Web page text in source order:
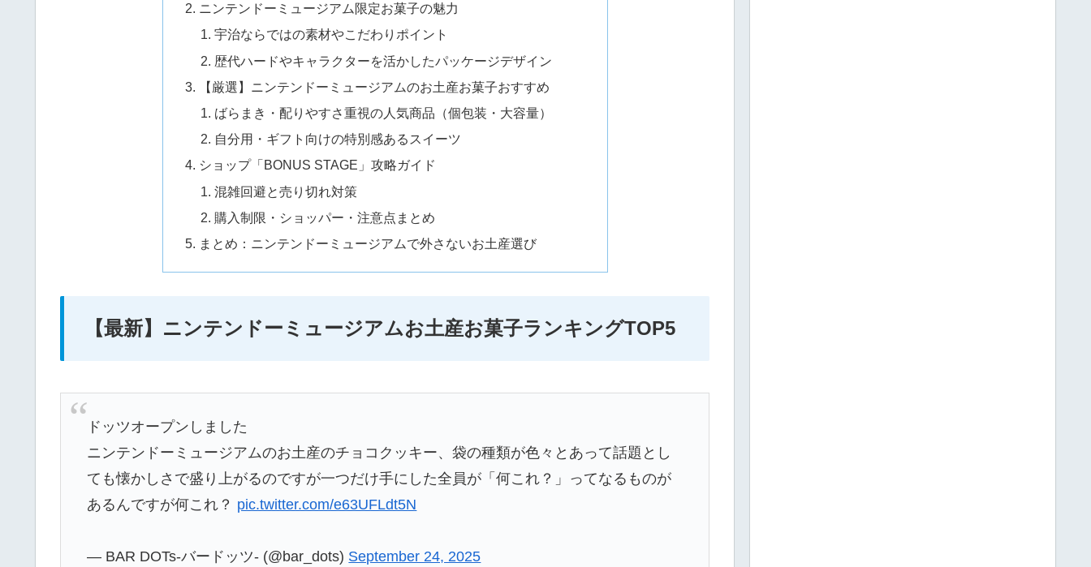
ニンテンドーミュージアム限定お菓子の魅力
宇治ならではの素材やこだわりポイント
歴代ハードやキャラクターを活かしたパッケージデザイン
【厳選】ニンテンドーミュージアムのお土産お菓子おすすめ
ばらまき・配りやすさ重視の人気商品（個包装・大容量）
自分用・ギフト向けの特別感あるスイーツ
ショップ「BONUS STAGE」攻略ガイド
混雑回避と売り切れ対策
購入制限・ショッパー・注意点まとめ
まとめ：ニンテンドーミュージアムで外さないお土産選び
【最新】ニンテンドーミュージアムお土産お菓子ランキングTOP5
ドッツオープンしました
ニンテンドーミュージアムのお土産のチョコクッキー、袋の種類が色々とあって話題とし
ても懐かしさで盛り上がるのですが一つだけ手にした全員が「何これ？」ってなるものが
あるんですが何これ？ pic.twitter.com/e63UFLdt5N
— BAR DOTs-バードッツ- (@bar_dots) September 24, 2025